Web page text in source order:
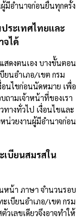
มีอำนาจก่อนยื่นทุกครั้ง
ระเทศไทยและ
จได้
สดงตนเอง บางขั้นตอน
ยนอำเภอ/เขต กรม
อนไขก่อนนัดหมาย เพื่อ
ถามเจ้าหน้าที่ของเรา
างทั่วไป เงื่อนไขและ
น่วยงานผู้มีอำนาจก่อน
บียนสมรสใน
หน้า ภาษา จำนวนรอบ
เบียนอำเภอ/เขต กรม
วเลขเดียวจึงอาจทำให้